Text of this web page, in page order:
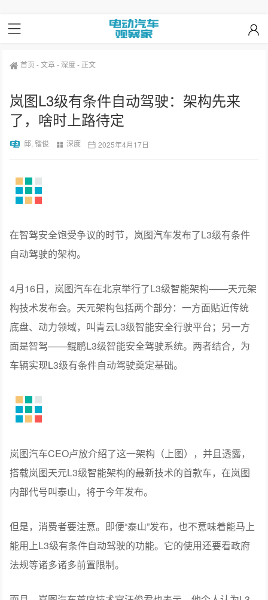
首页 -文章-深度- 正文
岚图L3级有条件自动驾驶：架构先来
了，啥时上路待定
邱, 锴俊 深度 2025年4月17日
在智驾安全饱受争议的时节，岚图汽车发布了L3级有条件
自动驾驶的架构。
4月16日，岚图汽车在北京举行了L3级智能架构——天元架
构技术发布会。天元架构包括两个部分：一方面贴近传统
底盘、动力领域，叫青云L3级智能安全行驶平台；另一方
面是智驾——鲲鹏L3级智能安全驾驶系统。两者结合，为
车辆实现L3级有条件自动驾驶奠定基础。
岚图汽车CEO卢放介绍了这一架构（上图），并且透露，
搭载岚图天元L3级智能架构的最新技术的首款车，在岚图
内部代号叫泰山，将于今年发布。
但是，消费者要注意。即便“泰山”发布，也不意味着能马上
能用上L3级有条件自动驾驶的功能。它的使用还要看政府
法规等诸多诸多前置限制。